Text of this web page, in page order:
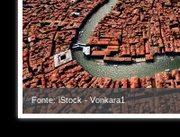
Fonte: iStock - Vonkara1